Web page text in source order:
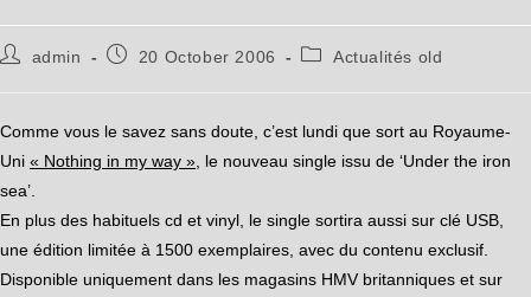
admin 20 October 2006 Actualités old
Comme vous le savez sans doute, c’est lundi que sort au Royaume-
Uni « Nothing in my way », le nouveau single issu de ‘Under the iron
sea’.
En plus des habituels cd et vinyl, le single sortira aussi sur clé USB,
une édition limitée à 1500 exemplaires, avec du contenu exclusif.
Disponible uniquement dans les magasins HMV britanniques et sur